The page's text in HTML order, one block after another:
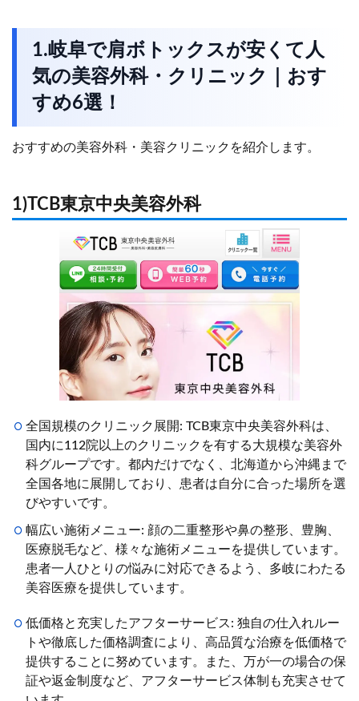
1.岐阜で肩ボトックスが安くて人
気の美容外科・クリニック｜おす
すめ6選！
おすすめの美容外科・美容クリニックを紹介します。
1)TCB東京中央美容外科
全国規模のクリニック展開: TCB東京中央美容外科は、
国内に112院以上のクリニックを有する大規模な美容外
科グループです。都内だけでなく、北海道から沖縄まで
全国各地に展開しており、患者は自分に合った場所を選
びやすいです。
幅広い施術メニュー: 顔の二重整形や鼻の整形、豊胸、
医療脱毛など、様々な施術メニューを提供しています。
患者一人ひとりの悩みに対応できるよう、多岐にわたる
美容医療を提供しています。
低価格と充実したアフターサービス: 独自の仕入れルー
トや徹底した価格調査により、高品質な治療を低価格で
提供することに努めています。また、万が一の場合の保
証や返金制度など、アフターサービス体制も充実させて